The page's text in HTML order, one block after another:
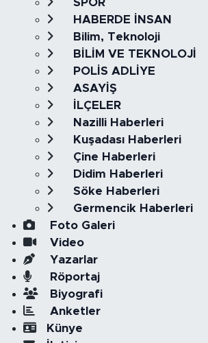
SPOR
HABERDE İNSAN
Bilim, Teknoloji
BİLİM VE TEKNOLOJİ
POLİS ADLİYE
ASAYİŞ
İLÇELER
Nazilli Haberleri
Kuşadası Haberleri
Çine Haberleri
Didim Haberleri
Söke Haberleri
Germencik Haberleri
Foto Galeri
Video
Yazarlar
Röportaj
Biyografi
Anketler
Künye